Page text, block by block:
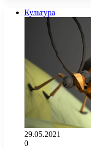
Культура
29.05.2021
0